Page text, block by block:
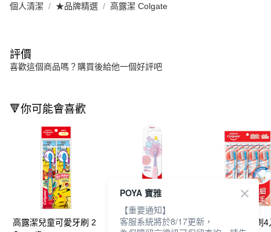
個人清潔 ★品牌精選 高露潔 Colgate
評價
喜歡這個商品嗎？購買後給他一個好評吧
🔻你可能會喜歡
高露潔兒童可愛牙刷 2
高露潔Cushion Clean
高露潔纖柔牙刷4
POYA 寶雅
【重要通知】
客服系統將於8/17更新，